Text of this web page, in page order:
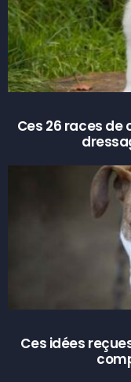
Ces 26 races
Ces idées